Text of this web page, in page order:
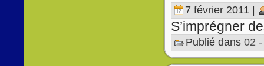
7 février 2011 |
S’imprégner
Publié dans 02